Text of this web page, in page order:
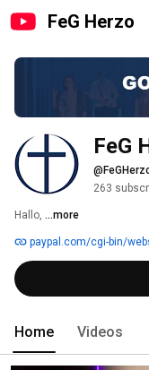
FeG Herzo
FeG
263
Hallo, ...more
paypal.com/cgi-bin/
Home Videos